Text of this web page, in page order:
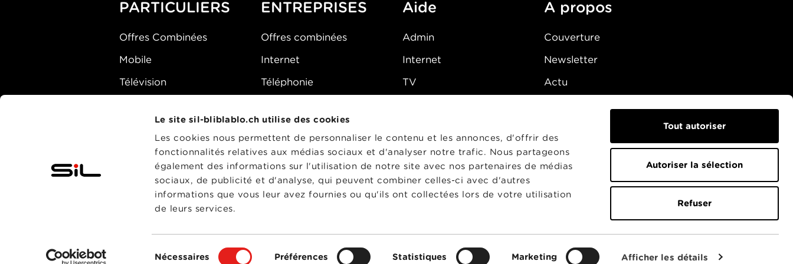
Le site sil-bliblablo.ch utilise des cookies
Les cookies nous permettent de personnaliser le contenu et les annonces, d'offrir des
fonctionnalités relatives aux médias sociaux et d'analyser notre trafic. Nous partageons
également des informations sur l'utilisation de notre site avec nos partenaires de médias
sociaux, de publicité et d'analyse, qui peuvent combiner celles-ci avec d'autres
informations que vous leur avez fournies ou qu'ils ont collectées lors de votre utilisation
de leurs services.
Nécessaires Préférences Statistiques Marketing Afficher les détails
Tout autoriser
Autoriser la sélection
Refuser
PARTICULIERS
Offres Combinées
Mobile
Télévision
ENTREPRISES
Offres combinées
Internet
Téléphonie
Aide
Admin
Internet
TV
Fibre
Sécurité
État du réseau
A propos
Couverture
Newsletter
Actu